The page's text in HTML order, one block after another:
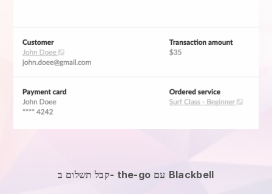
קבל תשלום ב- the-go עם Blackbell